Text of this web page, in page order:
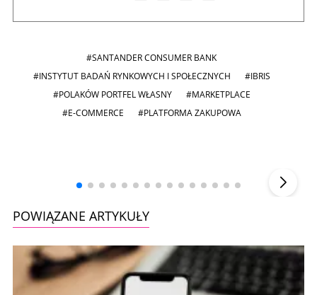
#SANTANDER CONSUMER BANK
#INSTYTUT BADAŃ RYNKOWYCH I SPOŁECZNYCH
#IBRIS
#POLAKÓW PORTFEL WŁASNY
#MARKETPLACE
#E-COMMERCE
#PLATFORMA ZAKUPOWA
POWIĄZANE ARTYKUŁY